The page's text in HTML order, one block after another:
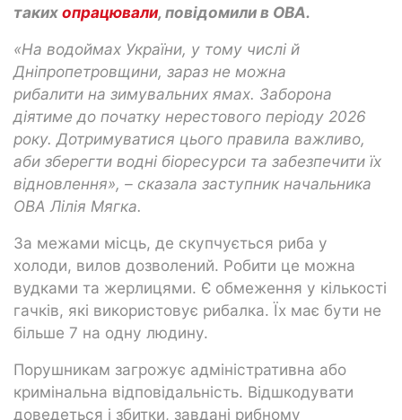
такихопрацювали, повідомили в ОВА.
«На водоймах України, у тому числі й
Дніпропетровщини, зараз не можна
рибалити на зимувальних ямах. Заборона
діятиме до початку нерестового періоду 2026
року. Дотримуватися цього правила важливо,
аби зберегти водні біоресурси та забезпечити їх
відновлення», – сказала заступник начальника
ОВА Лілія Мягка.
За межами місць, де скупчується риба у
холоди, вилов дозволений. Робити це можна
вудками та жерлицями. Є обмеження у кількості
гачків, які використовує рибалка. Їх має бути не
більше 7 на одну людину.
Порушникам загрожує адміністративна або
кримінальна відповідальність. Відшкодувати
доведеться і збитки, завдані рибному